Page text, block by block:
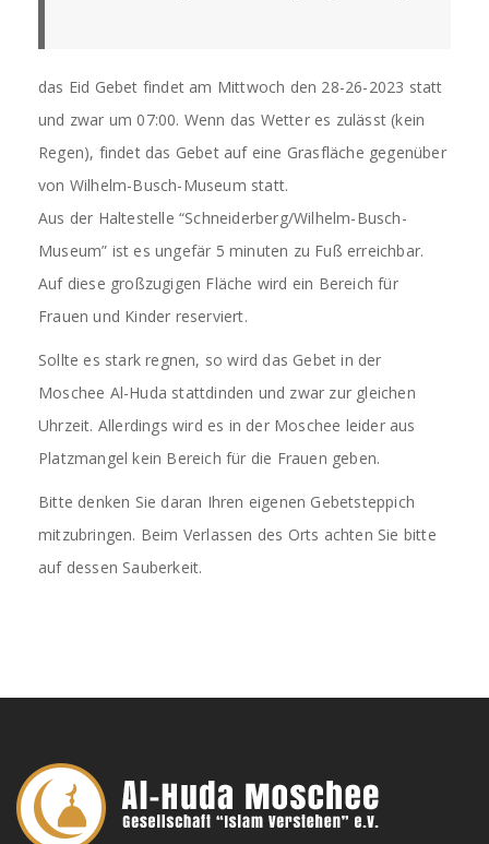
das Eid Gebet findet am Mittwoch den 28-26-2023 statt
und zwar um 07:00. Wenn das Wetter es zulässt (kein
Regen), findet das Gebet auf eine Grasfläche gegenüber
von Wilhelm-Busch-Museum statt.
Aus der Haltestelle “Schneiderberg/Wilhelm-Busch-
Museum” ist es ungefär 5 minuten zu Fuß erreichbar.
Auf diese großzugigen Fläche wird ein Bereich für
Frauen und Kinder reserviert.
Sollte es stark regnen, so wird das Gebet in der
Moschee Al-Huda stattdinden und zwar zur gleichen
Uhrzeit. Allerdings wird es in der Moschee leider aus
Platzmangel kein Bereich für die Frauen geben.
Bitte denken Sie daran Ihren eigenen Gebetsteppich
mitzubringen. Beim Verlassen des Orts achten Sie bitte
auf dessen Sauberkeit.